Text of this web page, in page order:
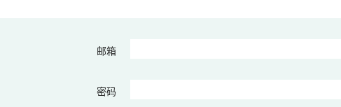
邮箱
密码